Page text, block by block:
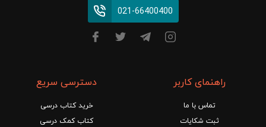
021-66400400
راهنمای کاربر
تماس با ما
ثبت شکایات
دسترسی سریع
خرید کتاب درسی
کتاب کمک درسی